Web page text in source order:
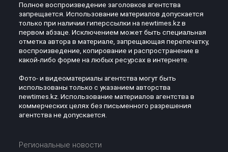
Полное воспроизведение заголовков агентства
запрещается. Использование материалов допускается
только при наличии гиперссылки на newtimes.kz в
первом абзаце. Исключением может быть специальная
отметка автора в материале, запрещающая перепечатку,
воспроизведение, копирование и распространение в
какой-либо форме на любых ресурсах в интернете.
Фото- и видеоматериалы агентства могут быть
использованы только с указанием авторства
newtimes.kz. Использование материалов агентства в
коммерческих целях без письменного разрешения
агентства не допускается.
Региональные новости